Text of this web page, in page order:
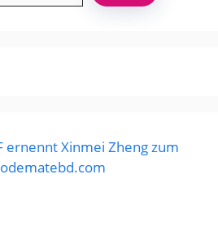
ernennt Xinmei Zheng zum